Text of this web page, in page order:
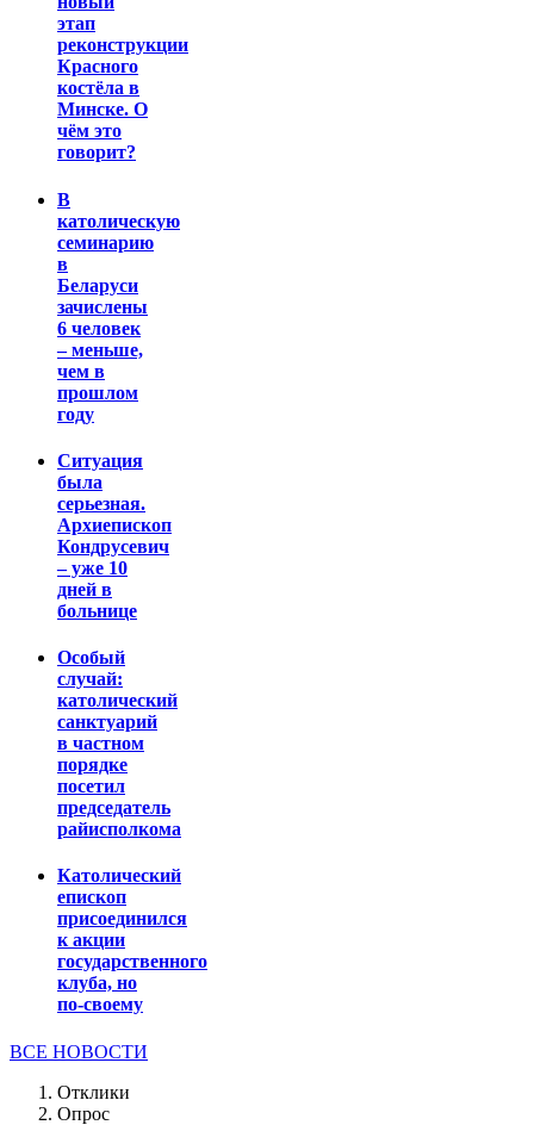
этап
реконструкции
Красного
костёла в
Минске. О
чём это
говорит?
В
католическую
семинарию
в
Беларуси
зачислены
6 человек
– меньше,
чем в
прошлом
году
Ситуация
была
серьезная.
Архиепископ
Кондрусевич
– уже 10
дней в
больнице
Особый
случай:
католический
санктуарий
в частном
порядке
посетил
председатель
райисполкома
Католический
епископ
присоединился
к акции
государственного
клуба, но
по-своему
ВСЕ НОВОСТИ
Отклики
Опрос